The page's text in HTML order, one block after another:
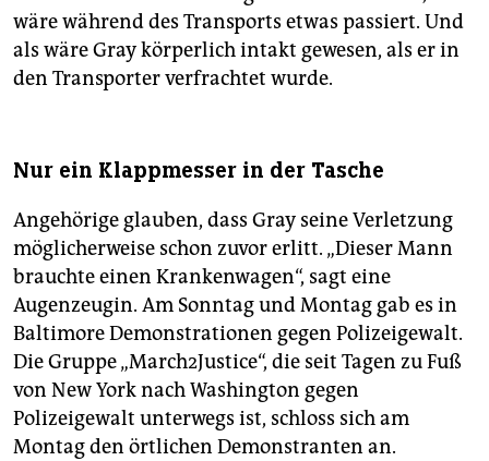
wäre während des Transports etwas passiert. Und
als wäre Gray körperlich intakt gewesen, als er in
den Transporter verfrachtet wurde.
Nur ein Klappmesser in der Tasche
Angehörige glauben, dass Gray seine Verletzung
möglicherweise schon zuvor erlitt. „Dieser Mann
brauchte einen Krankenwagen“, sagt eine
Augenzeugin. Am Sonntag und Montag gab es in
Baltimore Demonstrationen gegen Polizeigewalt.
Die Gruppe „March2Justice“, die seit Tagen zu Fuß
von New York nach Washington gegen
Polizeigewalt unterwegs ist, schloss sich am
Montag den örtlichen Demonstranten an.